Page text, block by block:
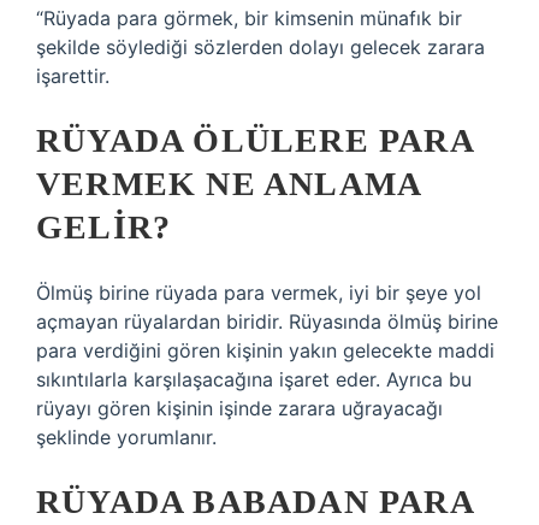
“Rüyada para görmek, bir kimsenin münafık bir
şekilde söylediği sözlerden dolayı gelecek zarara
işarettir.
RÜYADA ÖLÜLERE PARA
VERMEK NE ANLAMA
GELIR?
Ölmüş birine rüyada para vermek, iyi bir şeye yol
açmayan rüyalardan biridir. Rüyasında ölmüş birine
para verdiğini gören kişinin yakın gelecekte maddi
sıkıntılarla karşılaşacağına işaret eder. Ayrıca bu
rüyayı gören kişinin işinde zarara uğrayacağı
şeklinde yorumlanır.
RÜYADA BABADAN PARA